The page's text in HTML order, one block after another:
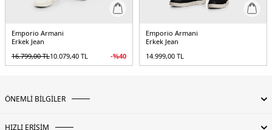
Emporio Armani
Erkek Jean
16.799,00TL10.079,40 TL -%40
Emporio Armani
Erkek Jean
14.999,00 TL
ÖNEMLİ BİLGİLER
HIZLI ERİŞİM